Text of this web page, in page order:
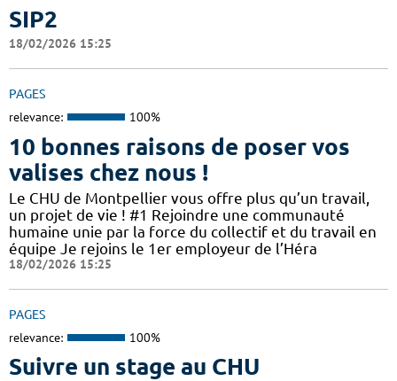
SIP2
18/02/2026 15:25
PAGES
relevance: 100%
10 bonnes raisons de poser vos
valises chez nous !
Le CHU de Montpellier vous offre plus qu’un travail,
un projet de vie ! #1 Rejoindre une communauté
humaine unie par la force du collectif et du travail en
équipe Je rejoins le 1er employeur de l’Héra
18/02/2026 15:25
PAGES
relevance: 100%
Suivre un stage au CHU